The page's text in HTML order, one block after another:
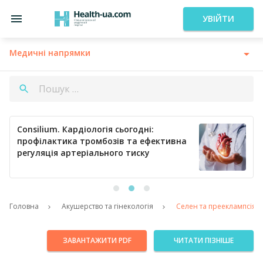
УВІЙТИ
Медичні напрямки
Consilium. Кардіологія сьогодні:
профілактика тромбозів та ефективна
регуляція артеріального тиску
Головна Акушерство та гінекологія Селен та прееклампсія:
ЗАВАНТАЖИТИ PDF ЧИТАТИ ПІЗНІШЕ